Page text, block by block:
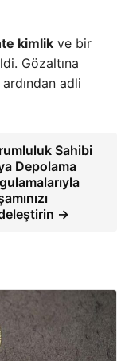
kimlik ve bir
Gözaltına
adli
Sahibi
Depolama
→